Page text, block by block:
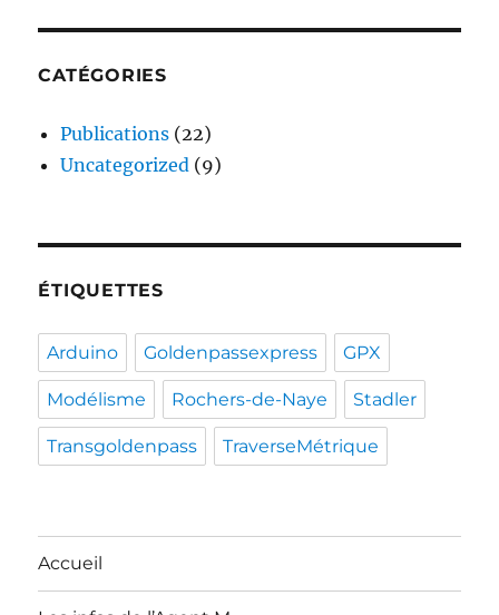
CATÉGORIES
Publications (22)
Uncategorized (9)
ÉTIQUETTES
Arduino Goldenpassexpress GPX
Modélisme Rochers-de-Naye Stadler
Transgoldenpass TraverseMétrique
Accueil